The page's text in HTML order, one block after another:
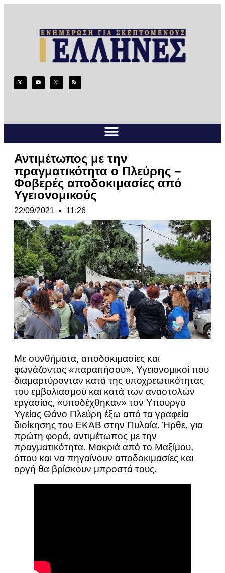
Αντιμέτωπος με την
πραγματικότητα ο Πλεύρης –
Φοβερές αποδοκιμασίες από
Υγειονομικούς
22/09/2021 11:26
Με συνθήματα, αποδοκιμασίες και
φωνάζοντας «παραιτήσου», Υγειονομικοί που
διαμαρτύρονταν κατά της υποχρεωτικότητας
του εμβολιασμού και κατά των αναστολών
εργασίας, «υποδέχθηκαν» τον Υπουργό
Υγείας Θάνο Πλεύρη έξω από τα γραφεία
διοίκησης του ΕΚΑΒ στην Πυλαία. Ήρθε, για
πρώτη φορά, αντιμέτωπος με την
πραγματικότητα. Μακριά από το Μαξίμου,
όπου και να πηγαίνουν αποδοκιμασίες και
οργή θα βρίσκουν μπροστά τους.